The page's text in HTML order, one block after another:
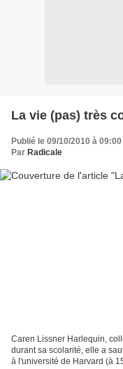
La vie (pas) très
Publié le 09/10/2010 à 09:00
Par Radicale
Caren Lissner Harlequin,
durant sa scolarité, elle a
à l'université de Harvard (à